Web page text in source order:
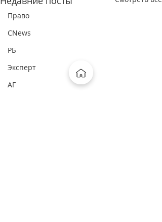
Право
CNews
РБ
Эксперт
АГ